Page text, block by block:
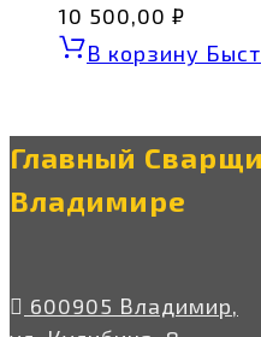
10 500,00 ₽
В корзину
Главный
Владимире
600905 Владимир,